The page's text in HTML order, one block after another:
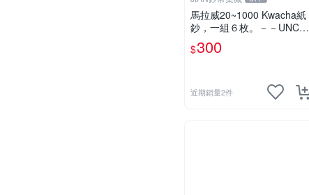
馬拉威20~1000 Kwacha紙
鈔，一組６枚。－－UNC－
2016年-2021年－(MALAWI
-馬拉維)
$300
近期銷量2件